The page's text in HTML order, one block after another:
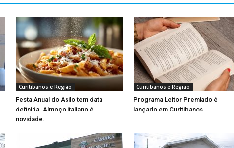
Curitibanos e Região
Festa Anual do Asilo tem data
definida. Almoço italiano é
novidade.
Curitibanos e Região
Programa Leitor Premiado é
lançado em Curitibanos